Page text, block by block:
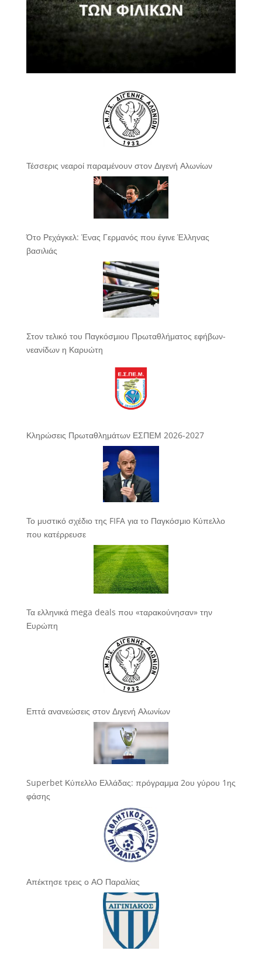
Τέσσερις νεαροί παραμένουν στον Διγενή Αλωνίων
Ότο Ρεχάγκελ: Ένας Γερμανός που έγινε Έλληνας
βασιλιάς
Στον τελικό του Παγκόσμιου Πρωταθλήματος εφήβων-
νεανίδων η Καρυώτη
Κληρώσεις Πρωταθλημάτων ΕΣΠΕΜ 2026-2027
Το μυστικό σχέδιο της FIFA για το Παγκόσμιο Κύπελλο
που κατέρρευσε
Τα ελληνικά mega deals που «ταρακούνησαν» την
Ευρώπη
Επτά ανανεώσεις στον Διγενή Αλωνίων
Superbet Κύπελλο Ελλάδας: πρόγραμμα 2ου γύρου 1ης
φάσης
Απέκτησε τρεις ο ΑΟ Παραλίας